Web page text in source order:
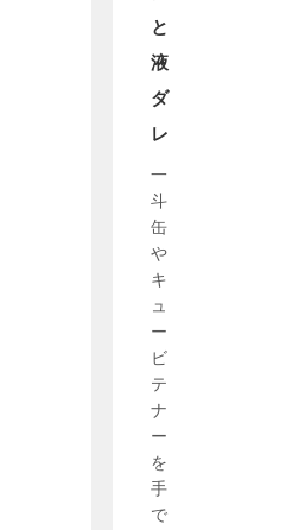
と
液
ダ
レ
一
斗
缶
や
キ
ュ
ー
ビ
テ
ナ
ー
を
手
で